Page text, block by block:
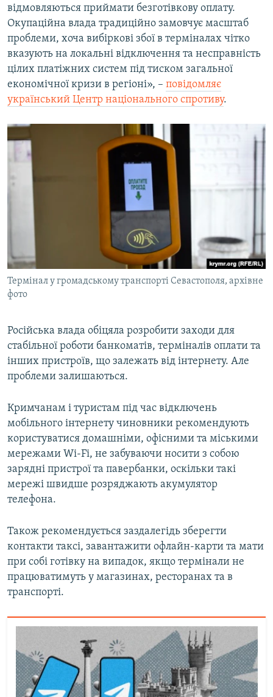
відмовляються приймати безготівкову оплату.
Окупаційна влада традиційно замовчує масштаб
проблеми, хоча вибіркові збої в терміналах чітко
вказують на локальні відключення та несправність
цілих платіжних систем під тиском загальної
економічної кризи в регіоні», – повідомляє
український Центр національного спротиву.
Термінал у громадському транспорті Севастополя, архівне
фото
Російська влада обіцяла розробити заходи для
стабільної роботи банкоматів, терміналів оплати та
інших пристроїв, що залежать від інтернету. Але
проблеми залишаються.
Кримчанам і туристам під час відключень
мобільного інтернету чиновники рекомендують
користуватися домашніми, офісними та міськими
мережами Wi-Fi, не забуваючи носити з собою
зарядні пристрої та павербанки, оскільки такі
мережі швидше розряджають акумулятор
телефона.
Також рекомендується заздалегідь зберегти
контакти таксі, завантажити офлайн-карти та мати
при собі готівку на випадок, якщо термінали не
працюватимуть у магазинах, ресторанах та в
транспорті.